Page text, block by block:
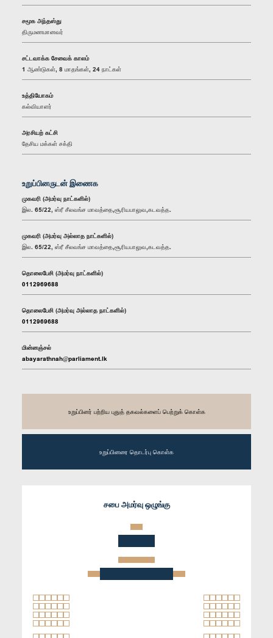
சமூக அந்தஸ்து
திருமணமானவர்
சட்டவாக்க சேவைக் காலம்
1 ஆண்டுகள், 8 மாதங்கள், 24 நாட்கள்
உத்தியோகம்
கல்வியாளர்
அரசியற் கட்சி
தேசிய மக்கள் சக்தி
உறுப்பினருடன் இணைக
முகவரி (அமர்வு நாட்களில்)
இல. 65/22, ஸ்ரீ சீலவங்ச மாவத்தை,சூரியபாலுவ,கடவத்த.
முகவரி (அமர்வு அல்லாத நாட்களில்)
இல. 65/22, ஸ்ரீ சீலவங்ச மாவத்தை,சூரியபாலுவ,கடவத்த.
தொலைபேசி (அமர்வு நாட்களில்)
0112969688
தொலைபேசி (அமர்வு அல்லாத நாட்களில்)
0112969688
மின்னஞ்சல்
abayarathnah@parliament.lk
உறுப்பினர் பற்றிய புதுத் தகவல்களைப் பெற்றுக் கொள்க
உறுப்பினரை தொடர்பு கொள்க
சபை அமர்வு ஒழுங்கு